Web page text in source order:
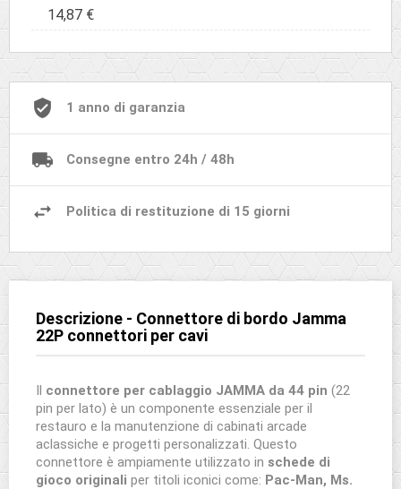
14,87 €
1 anno di garanzia
Consegne entro 24h / 48h
Politica di restituzione di 15 giorni
Descrizione - Connettore di bordo Jamma
22P connettori per cavi
Il connettore per cablaggio JAMMA da 44 pin (22
pin per lato) è un componente essenziale per il
restauro e la manutenzione di cabinati arcade
aclassiche e progetti personalizzati. Questo
connettore è ampiamente utilizzato in schede di
gioco originali per titoli iconici come: Pac-Man, Ms.